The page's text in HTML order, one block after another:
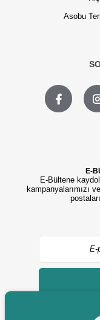
Asobu
E-
E-Bültene
kampanyalarımızı